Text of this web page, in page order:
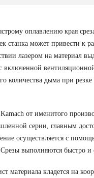
оплавлению края
станка может привести к
лазером на материал
включенной
количества дыма при резке
от именитого
серии, главным
осуществляется с
выполняются быстро и
материала кладется на